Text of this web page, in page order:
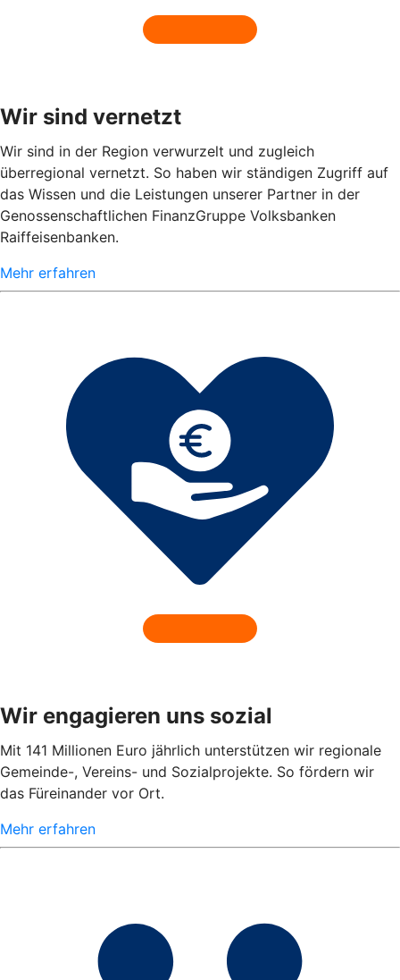
Wir sind vernetzt
Wir sind in der Region verwurzelt und zugleich
überregional vernetzt. So haben wir ständigen Zugriff auf
das Wissen und die Leistungen unserer Partner in der
Genossenschaftlichen FinanzGruppe Volksbanken
Raiffeisenbanken.
Mehr erfahren
Wir engagieren uns sozial
Mit 141 Millionen Euro jährlich unterstützen wir regionale
Gemeinde-, Vereins- und Sozialprojekte. So fördern wir
das Füreinander vor Ort.
Mehr erfahren